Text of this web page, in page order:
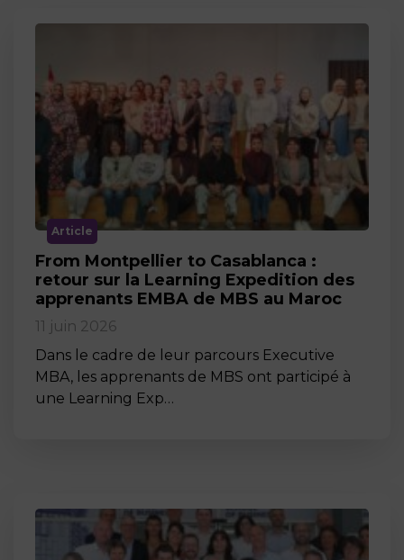
Article
From Montpellier to Casablanca :
retour sur la Learning Expedition des
apprenants EMBA de MBS au Maroc
11 juin 2026
Dans le cadre de leur parcours Executive
MBA, les apprenants de MBS ont participé à
une Learning Exp…